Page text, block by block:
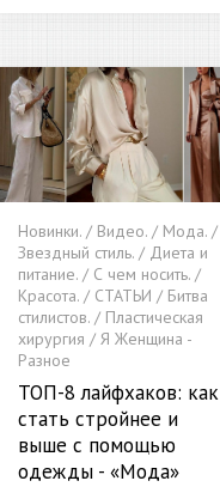
Новинки. / Видео. / Мода. /
Звездный стиль. / Диета и
питание. / С чем носить. /
Красота. / СТАТЬИ / Битва
стилистов. / Пластическая
хирургия / Я Женщина -
Разное
ТОП-8 лайфхаков: как
стать стройнее и
выше с помощью
одежды - «Мода»